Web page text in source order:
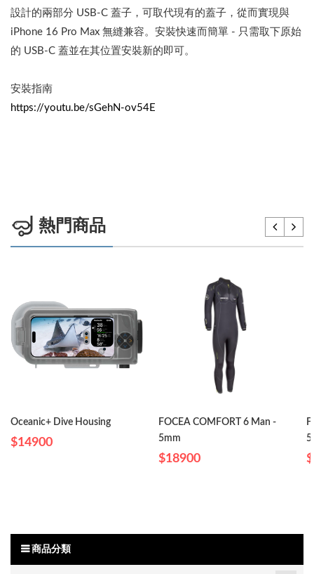
設計的兩部分 USB-C 蓋子，可取代現有的蓋子，從而實現與
iPhone 16 Pro Max 無縫兼容。安裝快速而簡單 - 只需取下原始
的 USB-C 蓋並在其位置安裝新的即可。
安裝指南
https://youtu.be/sGehN-ov54E
熱門商品
Oceanic+ Dive Housing
$14900
FOCEA COMFORT 6 Man -
5mm
$18900
商品分類